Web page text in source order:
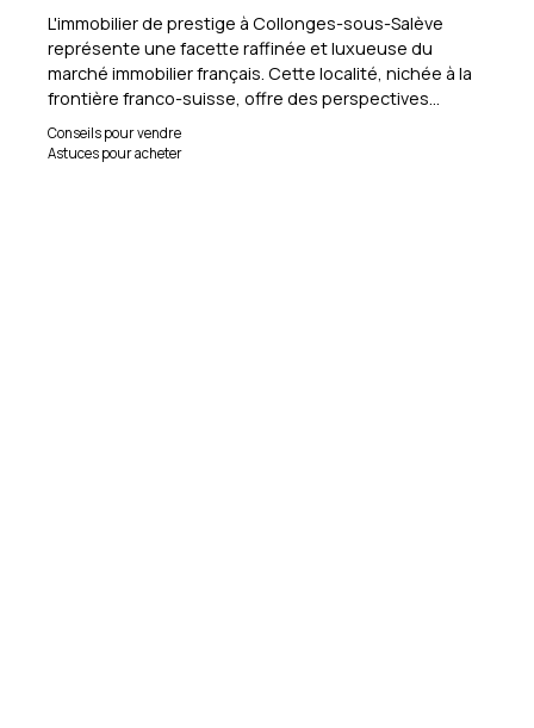
L'immobilier de prestige à Collonges-sous-Salève
représente une facette raffinée et luxueuse du
marché immobilier français. Cette localité, nichée à la
frontière franco-suisse, offre des perspectives
uniques pour les acquéreurs à la recherche de biens
d'exception.
Conseils pour vendre
Astuces pour acheter